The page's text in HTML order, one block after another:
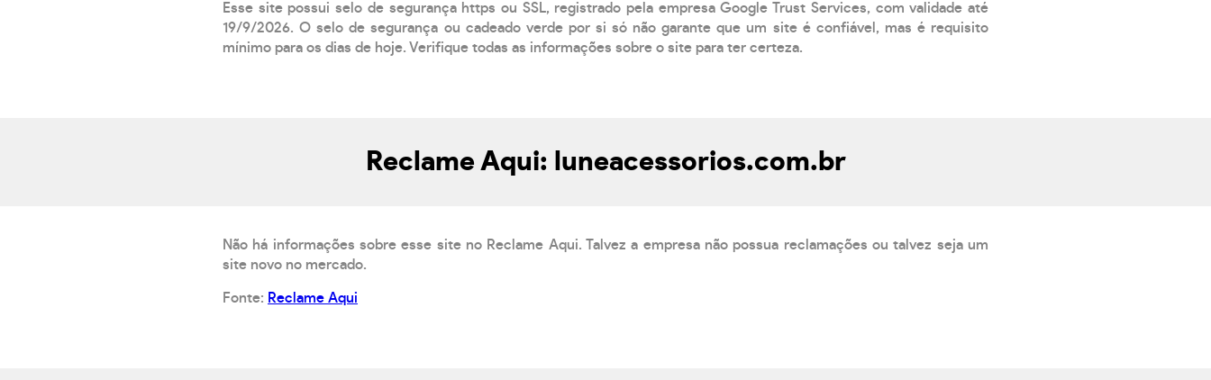
Esse site possui selo de segurança https ou SSL, registrado pela empresa Google Trust Services, com validade até
19/9/2026. O selo de segurança ou cadeado verde por si só não garante que um site é confiável, mas é requisito
mínimo para os dias de hoje. Verifique todas as informações sobre o site para ter certeza.
Reclame Aqui: luneacessorios.com.br
Não há informações sobre esse site no Reclame Aqui. Talvez a empresa não possua reclamações ou talvez seja um
site novo no mercado.
Fonte: Reclame Aqui